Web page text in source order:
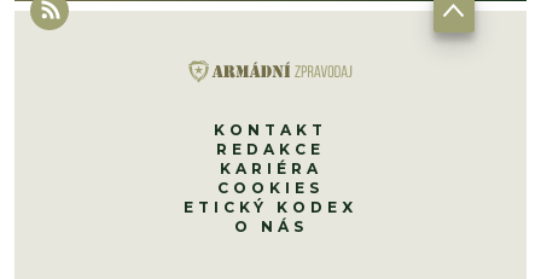
KONTAKT
REDAKCE
KARIÉRA
COOKIES
ETICKÝ KODEX
O NÁS